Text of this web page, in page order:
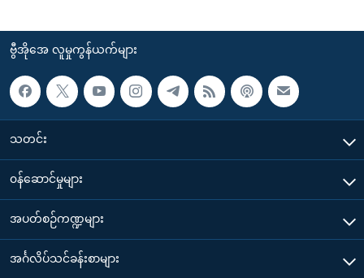
ဗွီအိုအေ လူမှုကွန်ယက်များ
သတင်း
၀န်ဆောင်မှုများ
အပတ်စဉ်ကဏ္ဍများ
အင်္ဂလိပ်သင်ခန်းစာများ